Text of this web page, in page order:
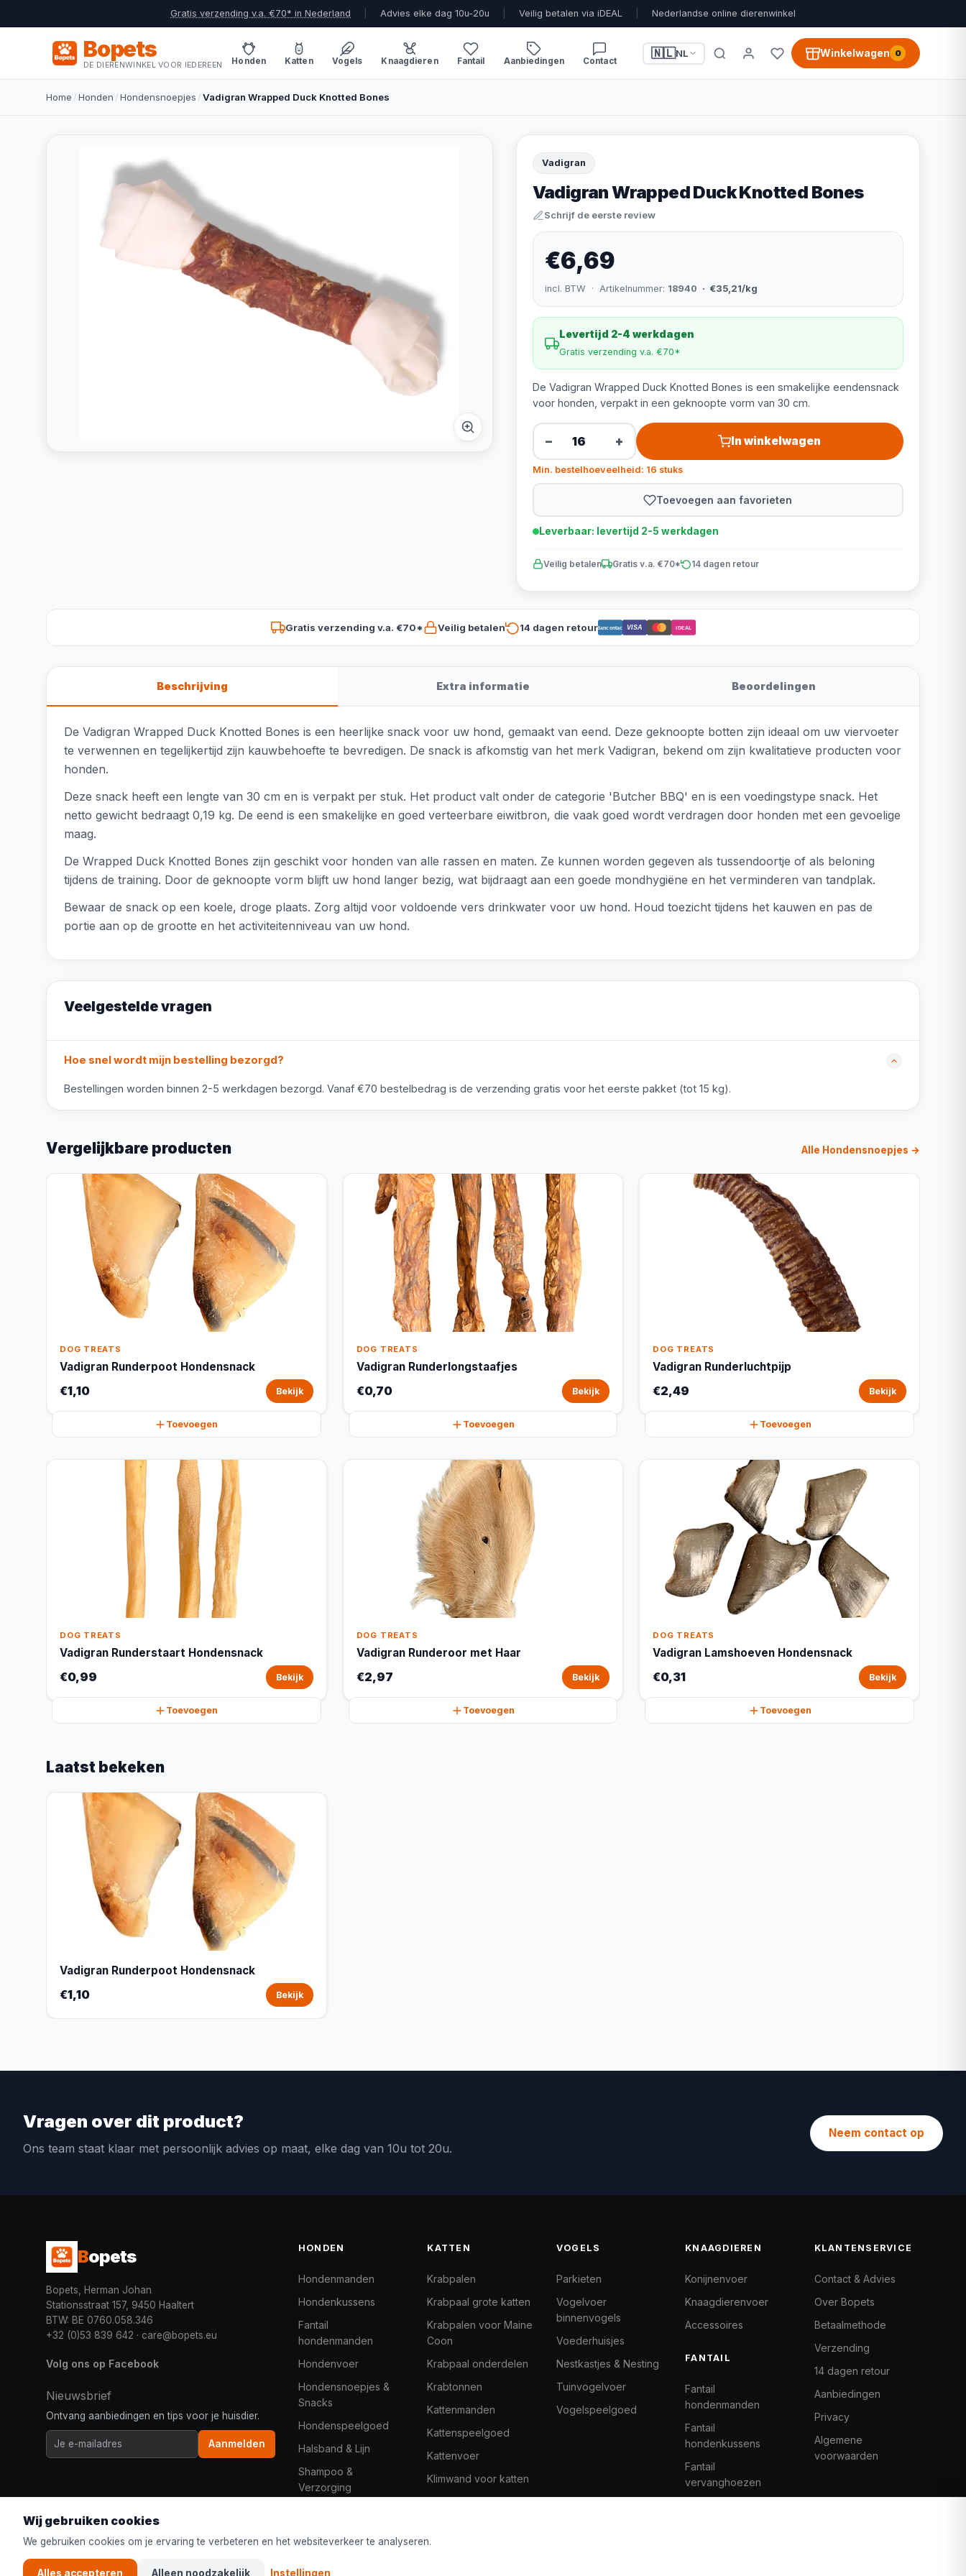
Gratis verzending v.a. €70* in Nederland Advies elke dag 10u-20u Veilig betalen via iDEAL Nederlandse online dierenwinkel
Bopets
DE DIERENWINKEL VOOR IEDEREEN Honden Katten Vogels Knaagdieren Fantail Aanbiedingen Contact
🇳🇱NL Winkelwagen 0
Home /Honden /Hondensnoepjes /Vadigran Wrapped Duck Knotted Bones
Vadigran
Vadigran Wrapped Duck Knotted Bones
Schrijf de eerste review
€6,69
incl. BTW · Artikelnummer: 18940 · €35,21/kg
Levertijd 2-4 werkdagen
Gratis verzending v.a. €70*
De Vadigran Wrapped Duck Knotted Bones is een smakelijke eendensnack
voor honden, verpakt in een geknoopte vorm van 30 cm.
− + In winkelwagen
Min. bestelhoeveelheid: 16 stuks
Toevoegen aan favorieten
Leverbaar: levertijd 2-5 werkdagen
Veilig betalen Gratis v.a. €70* 14 dagen retour
Gratis verzending v.a. €70* Veilig betalen 14 dagen retourBancontact VISA iDEAL
Beschrijving Extra informatie Beoordelingen
De Vadigran Wrapped Duck Knotted Bones is een heerlijke snack voor uw hond, gemaakt van eend. Deze geknoopte botten zijn ideaal om uw viervoeter
te verwennen en tegelijkertijd zijn kauwbehoefte te bevredigen. De snack is afkomstig van het merk Vadigran, bekend om zijn kwalitatieve producten voor
honden.
Deze snack heeft een lengte van 30 cm en is verpakt per stuk. Het product valt onder de categorie 'Butcher BBQ' en is een voedingstype snack. Het
netto gewicht bedraagt 0,19 kg. De eend is een smakelijke en goed verteerbare eiwitbron, die vaak goed wordt verdragen door honden met een gevoelige
maag.
De Wrapped Duck Knotted Bones zijn geschikt voor honden van alle rassen en maten. Ze kunnen worden gegeven als tussendoortje of als beloning
tijdens de training. Door de geknoopte vorm blijft uw hond langer bezig, wat bijdraagt aan een goede mondhygiëne en het verminderen van tandplak.
Bewaar de snack op een koele, droge plaats. Zorg altijd voor voldoende vers drinkwater voor uw hond. Houd toezicht tijdens het kauwen en pas de
portie aan op de grootte en het activiteitenniveau van uw hond.
Veelgestelde vragen
Hoe snel wordt mijn bestelling bezorgd?
Bestellingen worden binnen 2-5 werkdagen bezorgd. Vanaf €70 bestelbedrag is de verzending gratis voor het eerste pakket (tot 15 kg).
Vergelijkbare producten Alle Hondensnoepjes →
DOG TREATS
Vadigran Runderpoot Hondensnack
€1,10 Bekijk
Toevoegen
DOG TREATS
Vadigran Runderlongstaafjes
€0,70 Bekijk
Toevoegen
DOG TREATS
Vadigran Runderluchtpijp
€2,49 Bekijk
Toevoegen
DOG TREATS
Vadigran Runderstaart Hondensnack
€0,99 Bekijk
Toevoegen
DOG TREATS
Vadigran Runderoor met Haar
€2,97 Bekijk
Toevoegen
DOG TREATS
Vadigran Lamshoeven Hondensnack
€0,31 Bekijk
Toevoegen
Laatst bekeken
Vadigran Runderpoot Hondensnack
€1,10 Bekijk
Vragen over dit product?
Ons team staat klaar met persoonlijk advies op maat, elke dag van 10u tot 20u.
Neem contact op
Bopets
Bopets, Herman Johan
Stationsstraat 157, 9450 Haaltert
BTW: BE 0760.058.346
+32 (0)53 839 642 · care@bopets.eu
Volg ons op Facebook
Nieuwsbrief
Ontvang aanbiedingen en tips voor je huisdier.
Aanmelden
HONDEN
Hondenmanden
Hondenkussens
Fantail
hondenmanden
Hondenvoer
Hondensnoepjes &
Snacks
Hondenspeelgoed
Halsband & Lijn
Shampoo &
Verzorging
KATTEN
Krabpalen
Krabpaal grote katten
Krabpalen voor Maine
Coon
Krabpaal onderdelen
Krabtonnen
Kattenmanden
Kattenspeelgoed
Kattenvoer
Klimwand voor katten
VOGELS
Parkieten
Vogelvoer
binnenvogels
Voederhuisjes
Nestkastjes & Nesting
Tuinvogelvoer
Vogelspeelgoed
KNAAGDIEREN
Konijnenvoer
Knaagdierenvoer
Accessoires
FANTAIL
Fantail
hondenmanden
Fantail
hondenkussens
Fantail
vervanghoezen
KLANTENSERVICE
Contact & Advies
Over Bopets
Betaalmethode
Verzending
14 dagen retour
Aanbiedingen
Privacy
Algemene
voorwaarden
Wij gebruiken cookies
We gebruiken cookies om je ervaring te verbeteren en het websiteverkeer te analyseren.
Alles accepteren Alleen noodzakelijk Instellingen